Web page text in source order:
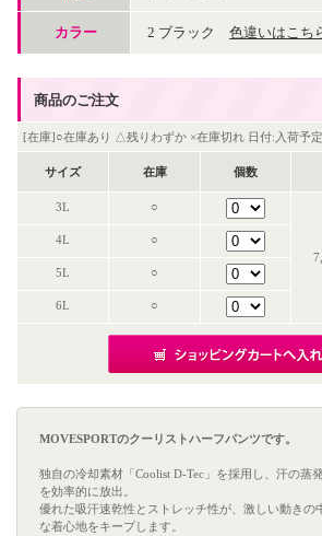
カラー 2 ブラック 色違いはこち
商品のご注文
[在庫]○在庫あり △残りわずか ×在庫切れ 日付:入荷予
サイズ 在庫 個数
3L ○
4L ○
5L ○
6L ○
MOVESPORTのクーリストハーフパンツです。
独自の冷却素材「Coolist D-Tec」を採用し、汗の蒸
を効率的に放出。
優れた吸汗速乾性とストレッチ性が、激しい動きの
な着心地をキープします。